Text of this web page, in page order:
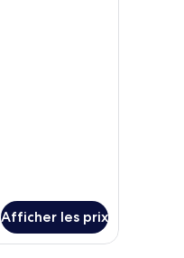
Afficher les prix